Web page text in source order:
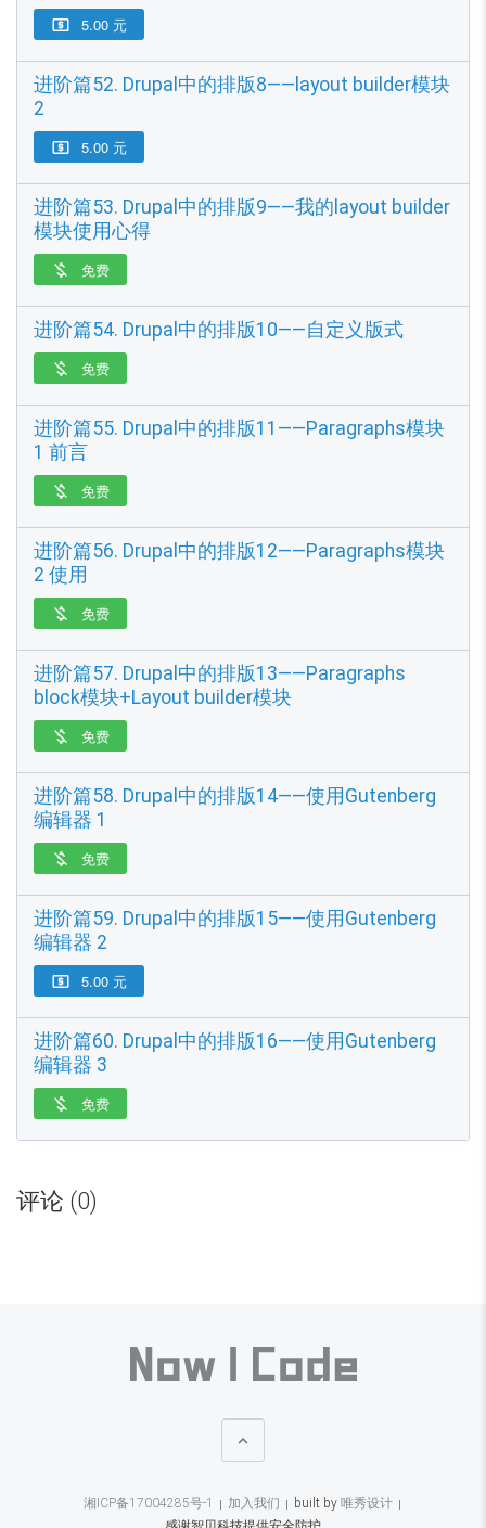
 5.00 元
进阶篇52. Drupal中的排版8——layout builder模块
2
 5.00 元
进阶篇53. Drupal中的排版9——我的layout builder
模块使用心得
 免费
进阶篇54. Drupal中的排版10——自定义版式
 免费
进阶篇55. Drupal中的排版11——Paragraphs模块
1 前言
 免费
进阶篇56. Drupal中的排版12——Paragraphs模块
2 使用
 免费
进阶篇57. Drupal中的排版13——Paragraphs
block模块+Layout builder模块
 免费
进阶篇58. Drupal中的排版14——使用Gutenberg
编辑器 1
 免费
进阶篇59. Drupal中的排版15——使用Gutenberg
编辑器 2
 5.00 元
进阶篇60. Drupal中的排版16——使用Gutenberg
编辑器 3
 免费
前
评论 (0)

湘ICP备17004285号-1 加入我们 built by唯秀设计